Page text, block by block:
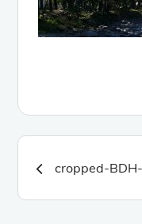
de
cropped-